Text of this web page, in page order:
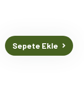
Sepete Ekle